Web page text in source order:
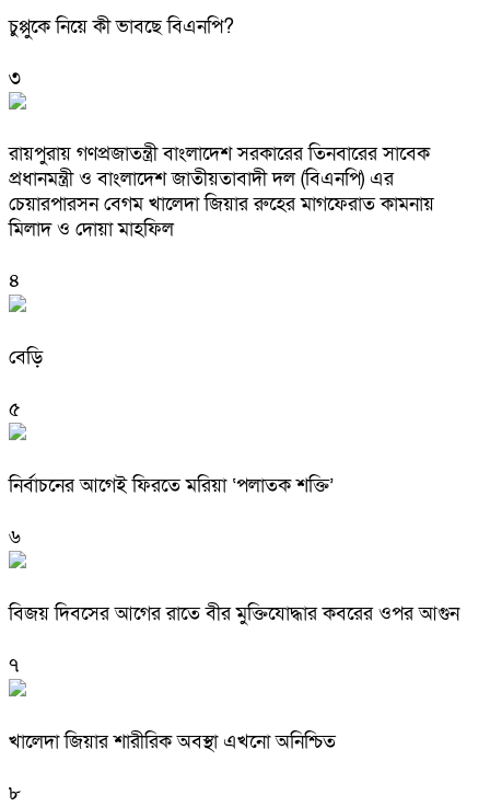
চুপ্পুকে নিয়ে কী ভাবছে বিএনপি?
৩
রায়পুরায় গণপ্রজাতন্ত্রী বাংলাদেশ সরকারের তিনবারের সাবেক
প্রধানমন্ত্রী ও বাংলাদেশ জাতীয়তাবাদী দল (বিএনপি) এর
চেয়ারপারসন বেগম খালেদা জিয়ার রুহের মাগফেরাত কামনায়
মিলাদ ও দোয়া মাহফিল
৪
বেড়ি
৫
নির্বাচনের আগেই ফিরতে মরিয়া ‘পলাতক শক্তি’
৬
বিজয় দিবসের আগের রাতে বীর মুক্তিযোদ্ধার কবরের ওপর আগুন
৭
খালেদা জিয়ার শারীরিক অবস্থা এখনো অনিশ্চিত
৮